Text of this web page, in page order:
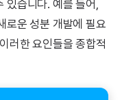
습니다. 예를 들어,
로운 성분 개발에 필요
러한 요인들을 종합적